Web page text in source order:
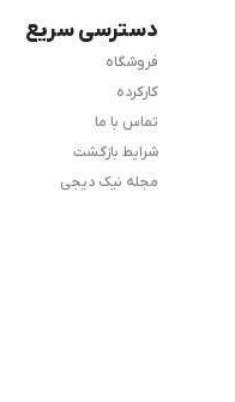
دسترسی سریع
فروشگاه
کارکرده
تماس با ما
شرایط بازگشت
مجله نیک دیجی